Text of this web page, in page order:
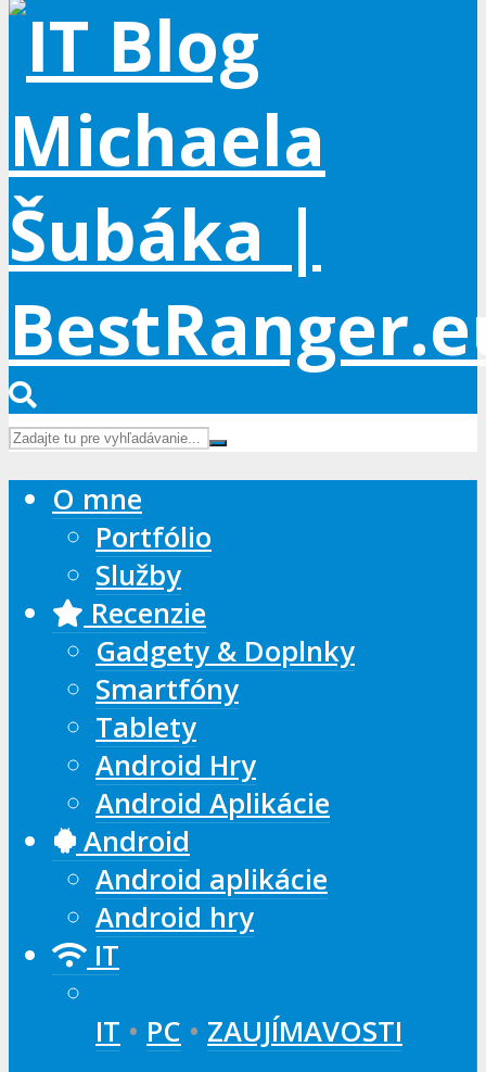
O mne
Portfólio
Služby
Recenzie
Gadgety & Doplnky
Smartfóny
Tablety
Android Hry
Android Aplikácie
Android
Android aplikácie
Android hry
IT
IT • PC • ZAUJÍMAVOSTI